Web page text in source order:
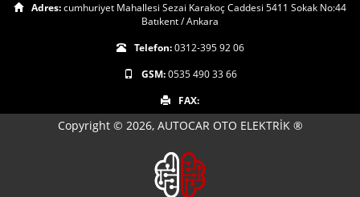
Adres:cumhuriyet Mahallesi Sezai Karakoç Caddesi 5411 Sokak No:44
Batıkent / Ankara
Telefon:0312-395 92 06
GSM:0535 490 33 66
FAX:
Copyright © 2026, AUTOCAR OTO ELEKTRİK ®